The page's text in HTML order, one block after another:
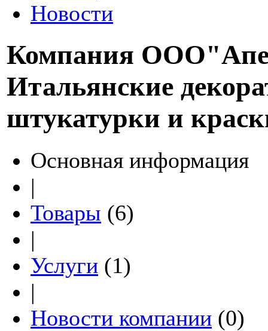
Новости
Компания
Итальянские
штукатурки и
Основная информация
|
Товары (6)
|
Услуги (1)
|
Новости компании (0)